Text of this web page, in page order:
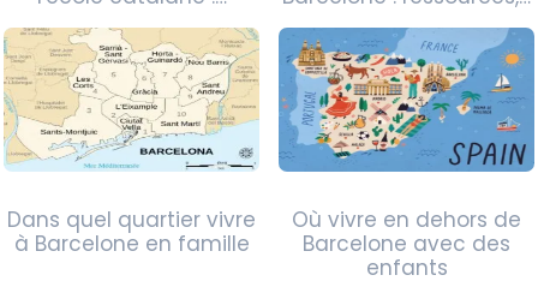
Dans quel quartier vivre
à Barcelone en famille
Où vivre en dehors de
Barcelone avec des
enfants